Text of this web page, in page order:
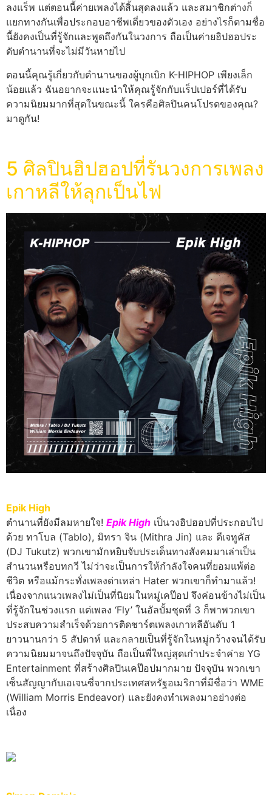
ลงแร็พ แต่ตอนนี้ค่ายเพลงได้สิ้นสุดลงแล้ว และสมาชิกต่างก็
แยกทางกันเพื่อประกอบอาชีพเดี่ยวของตัวเอง อย่างไรก็ตามชื่อ
นี้ยังคงเป็นที่รู้จักและพูดถึงกันในวงการ ถือเป็นค่ายฮิปฮอประ
ดับตำนานที่จะไม่มีวันหายไป
ตอนนี้คุณรู้เกี่ยวกับตำนานของผู้บุกเบิก K-HIPHOP เพียงเล็ก
น้อยแล้ว ฉันอยากจะแนะนำให้คุณรู้จักกับแร็ปเปอร์ที่ได้รับ
ความนิยมมากที่สุดในขณะนี้ ใครคือศิลปินคนโปรดของคุณ?
มาดูกัน!
5 ศิลปินฮิปฮอปที่รันวงการเพลง
เกาหลีให้ลุกเป็นไฟ
Epik High
ตำนานที่ยังมีลมหายใจ! Epik High เป็นวงฮิปฮอปที่ประกอบไป
ด้วย ทาโบล (Tablo), มิทรา จิน (Mithra Jin) และ ดีเจทูคัส
(DJ Tukutz) พวกเขามักหยิบจับประเด็นทางสังคมมาเล่าเป็น
สำนวนหรือบทกวี ไม่ว่าจะเป็นการให้กำลังใจคนที่ยอมแพ้ต่อ
ชีวิต หรือแม้กระทั่งเพลงด่าเหล่า Hater พวกเขาก็ทำมาแล้ว!
เนื่องจากแนวเพลงไม่เป็นที่นิยมในหมู่เคป๊อป จึงค่อนข้างไม่เป็น
ที่รู้จักในช่วงแรก แต่เพลง ‘Fly’ ในอัลบั้มชุดที่ 3 ก็พาพวกเขา
ประสบความสำเร็จด้วยการติดชาร์ตเพลงเกาหลีอันดับ 1
ยาวนานกว่า 5 สัปดาห์ และกลายเป็นที่รู้จักในหมู่กว้างจนได้รับ
ความนิยมมาจนถึงปัจจุบัน ถือเป็นพี่ใหญ่สุดเก๋าประจำค่าย YG
Entertainment ที่สร้างศิลปินเคป๊อปมากมาย ปัจจุบัน พวกเขา
เซ็นสัญญากับเอเจนซี่จากประเทศสหรัฐอเมริกาที่มีชื่อว่า WME
(William Morris Endeavor) และยังคงทำเพลงมาอย่างต่อ
เนื่อง